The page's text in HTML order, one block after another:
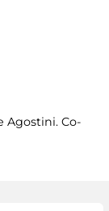
Agostini. Co-